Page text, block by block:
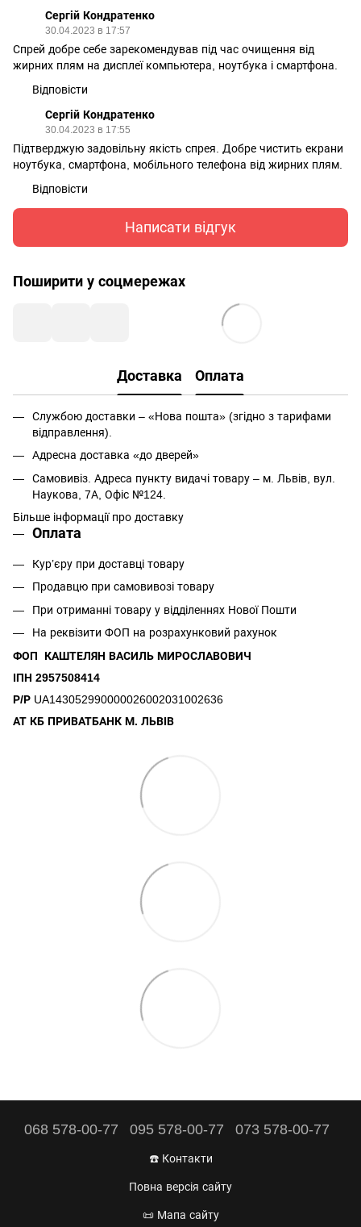
Сергій Кондратенко
30.04.2023 в 17:57
Спрей добре себе зарекомендував під час очищення від
жирних плям на дисплеї компьютера, ноутбука і смартфона.
Відповісти
Сергій Кондратенко
30.04.2023 в 17:55
Підтверджую задовільну якість спрея. Добре чистить екрани
ноутбука, смартфона, мобільного телефона від жирних плям.
Відповісти
Написати відгук
Поширити у соцмережах
Доставка Оплата
Службою доставки – «Нова пошта» (згідно з тарифами
відправлення).
Адресна доставка «до дверей»
Самовивіз. Адреса пункту видачі товару – м. Львів, вул.
Наукова, 7А, Офіс №124.
Більше інформації про доставку
Оплата
Кур’єру при доставці товару
Продавцю при самовивозі товару
При отриманні товару у відділеннях Нової Пошти
На реквізити ФОП на розрахунковий рахунок
ФОП КАШТЕЛЯН ВАСИЛЬ МИРОСЛАВОВИЧ
ІПН 2957508414
Р/Р UA143052990000026002031002636
АТ КБ ПРИВАТБАНК М. ЛЬВІВ
068 578-00-77 095 578-00-77 073 578-00-77
☎️ Контакти
Повна версія сайту
📜 Мапа сайту